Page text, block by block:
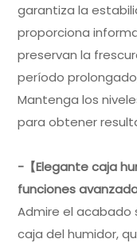
garantiza la
proporciona
preservan la
período
Mantenga los
para obtener
-【Elegante caja
funciones
Admire el acabado
caja del humidor,